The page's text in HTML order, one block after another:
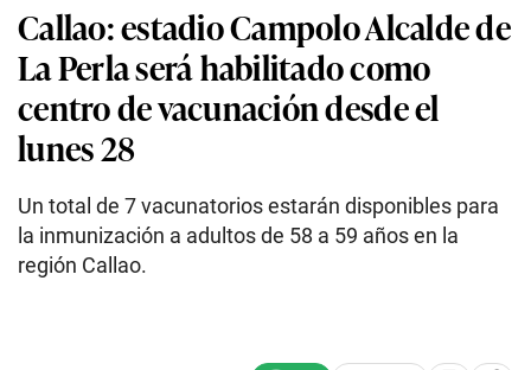
Callao: estadio Campolo Alcalde de
La Perla será habilitado como
centro de vacunación desde el
lunes 28
Un total de 7 vacunatorios estarán disponibles para
la inmunización a adultos de 58 a 59 años en la
región Callao.